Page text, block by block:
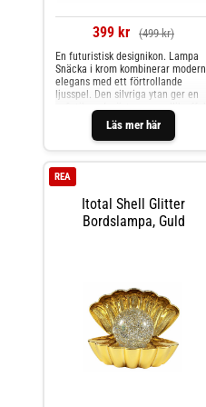
399 kr (499 kr)
Läs mer här
En futuristisk designikon. Lampa
Snäcka i krom kombinerar modern
elegans med ett förtrollande
ljusspel. Den silvriga ytan ger en
som förstärker pärlans gnistrande
rörelse inuti snäckan. När ljuset
tänds börjar glitterpartiklarna
känsla av lyxig modernitet. Ett
måste för alla som älskar trendig,
samtida inredning med wow-faktor.
USB-sladd ingår.
Itotal Shell Glitter
Bordslampa, Guld
REA